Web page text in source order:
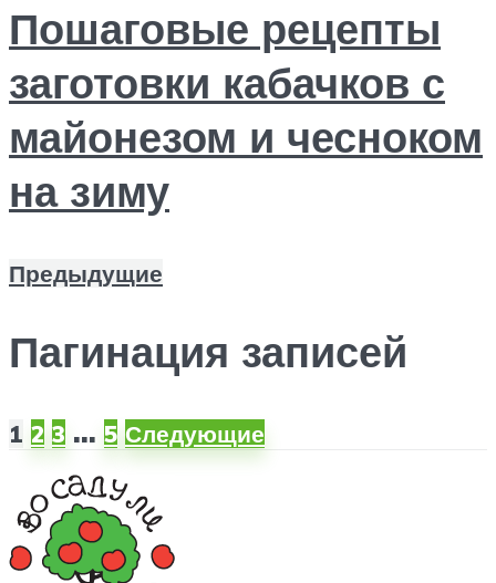
Пошаговые рецепты
заготовки кабачков с
майонезом и чесноком
на зиму
Предыдущие
Пагинация записей
1 2 3 … 5 Следующие